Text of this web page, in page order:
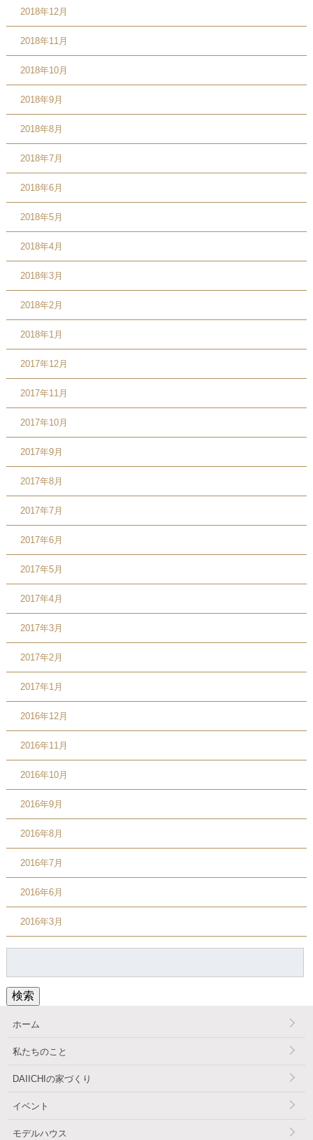
2018年12月
2018年11月
2018年10月
2018年9月
2018年8月
2018年7月
2018年6月
2018年5月
2018年4月
2018年3月
2018年2月
2018年1月
2017年12月
2017年11月
2017年10月
2017年9月
2017年8月
2017年7月
2017年6月
2017年5月
2017年4月
2017年3月
2017年2月
2017年1月
2016年12月
2016年11月
2016年10月
2016年9月
2016年8月
2016年7月
2016年6月
2016年3月
検索
ホーム
私たちのこと
DAIICHIの家づくり
イベント
モデルハウス